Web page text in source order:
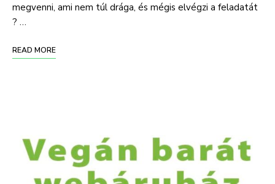
megvenni, ami nem túl drága, és mégis elvégzi a feladatát
? …
READ MORE